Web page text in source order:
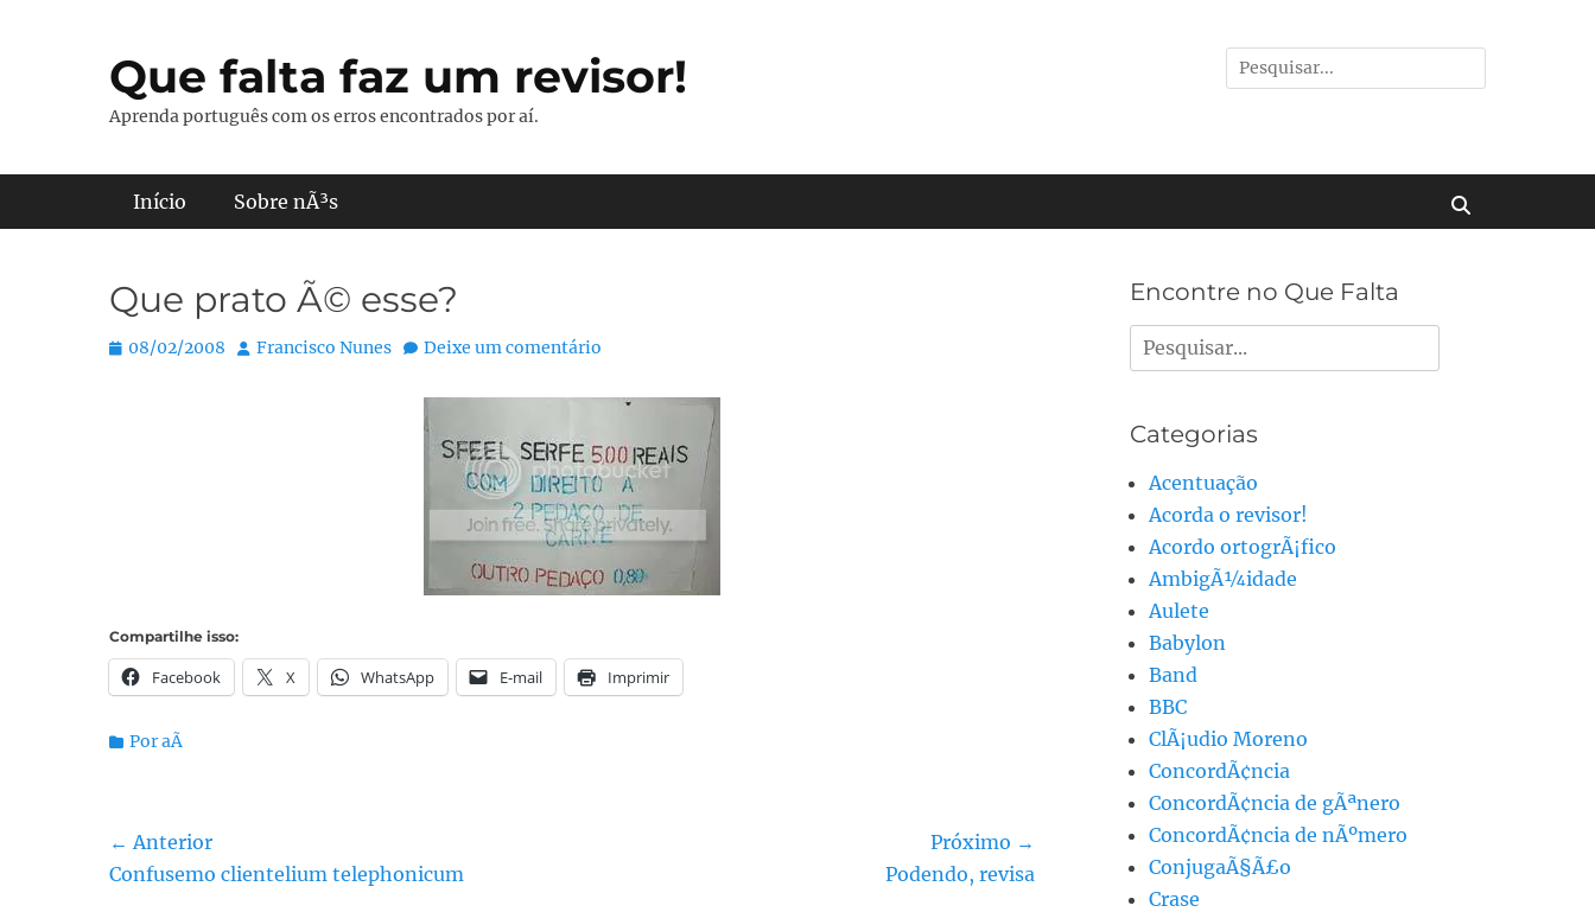
Que falta faz um revisor!
Aprenda português com os erros encontrados por aí.
Pesquisar
por:
Menu principal
Início Sobre nÃ³s
Que prato Ã© esse?
Posted
08/02/2008 Autor:
Francisco Nunes Deixe um comentário
Compartilhe isso:
Facebook X WhatsApp E-mail Imprimir
Categorias:
Por aÃ­
Navegação
de
← Anterior
Post
Confusemo clientelium telephonicum
Próximo →
Podendo, revisa
Encontre no Que Falta
Pesquisar
por:
Categorias
Acentuação
Acorda o revisor!
Acordo ortogrÃ¡fico
AmbigÃ¼idade
Aulete
Babylon
Band
BBC
ClÃ¡udio Moreno
ConcordÃ¢ncia
ConcordÃ¢ncia de gÃªnero
ConcordÃ¢ncia de nÃºmero
ConjugaÃ§Ã£o
Crase